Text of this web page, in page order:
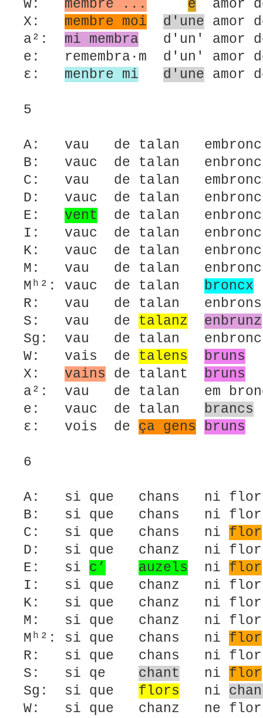
W: membre ... e amor
X: membre moi d'une amor
a²: mi membra d'un' amor
e: remembra·m d'un' amor
ε: menbre mi d'une amor
5
A: vau de talan
B: vauc de talan
C: vau de talan
D: vauc de talan
E: vent de talan
I: vauc de talan
K: vauc de talan
M: vau de talan
Mʰ²: vauc de talan broncx
R: vau de talan
S: vau de talanz enbrunz
Sg: vau de talan
W: vais de talens bruns
X: vains de talant bruns
a²: vau de talan em
e: vauc de talan brancs
ε: vois de ça gens bruns
6
A: si que chans ni
B: si que chans ni
C: si que chans ni flor
D: si que chanz ni
E: si c’ auzels ni flor
I: si que chanz ni
K: si que chanz ni
M: si que chanz ni
Mʰ²: si que chans ni flor
R: si que chans ni
S: si qe chant ni flor
Sg: si que flors ni
W: si que chanz ne